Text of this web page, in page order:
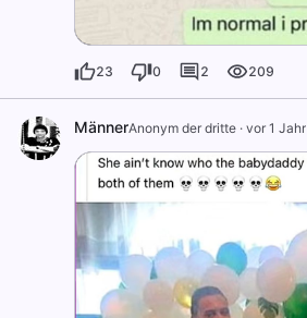
23 0 2 209
MännerAnonym der dritte · vor 1 Jahr